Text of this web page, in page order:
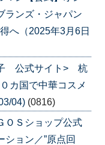
ンズ・ジャパン
へ（2025年3月6日
子 公式サイト> 杭
カ国で中華コスメ
04) (0816)
ＯＳショップ公式
ョン／”原点回